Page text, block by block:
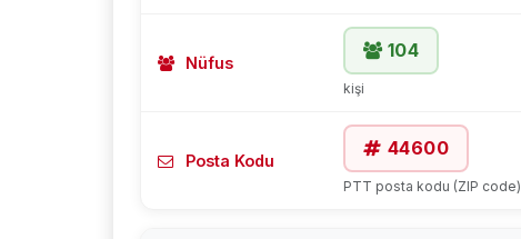
Nüfus
104
kişi
Posta Kodu
44600
PTT posta kodu (ZIP code)